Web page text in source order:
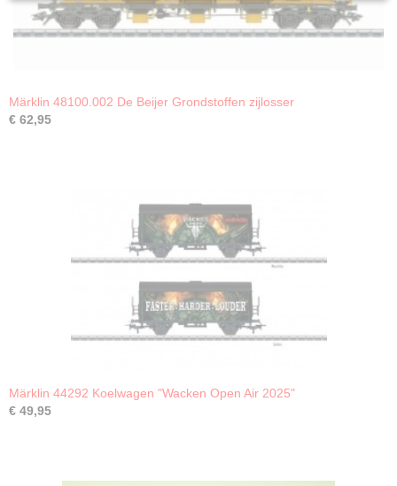
Märklin 48100.002 De Beijer Grondstoffen zijlosser
€ 62,95
Märklin 44292 Koelwagen "Wacken Open Air 2025"
€ 49,95